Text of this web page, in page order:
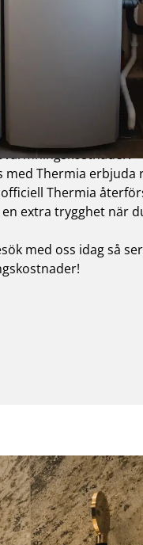
med Thermia erbjuda
Thermia
extra trygghet när
med oss idag så